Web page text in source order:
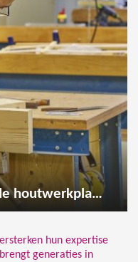
Vrijwilligers gezocht voor de houtwerkplaats
hun expertise
generaties in